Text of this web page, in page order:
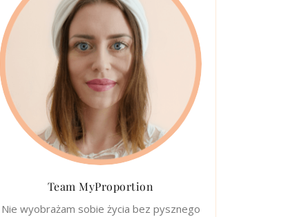
Team MyProportion
Nie wyobrażam sobie życia bez pysznego